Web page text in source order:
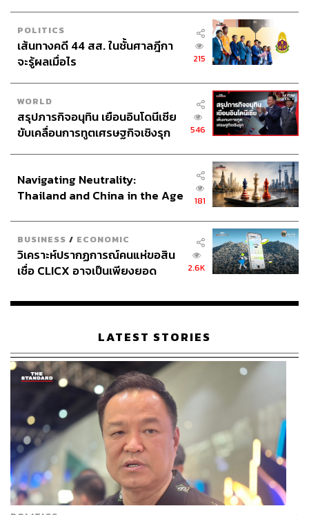
POLITICS
เส้นทางคดี 44 สส. ในชั้นศาลฎีกา
จะรู้ผลเมื่อไร
215
WORLD
สรุปภารกิจอนุทิน เยือนอินโดนีเซีย
ขับเคลื่อนการทูตเศรษฐกิจเชิงรุก
546
Navigating Neutrality:
Thailand and China in the Age
181
BUSINESS / ECONOMIC
วิเคราะห์ปรากฏการณ์คนแห่ขอสิน
เชื่อ CLICX อาจเป็นเพียงยอด
เรือนไทยที่ถูกซุกไว้
2.6K
LATEST STORIES